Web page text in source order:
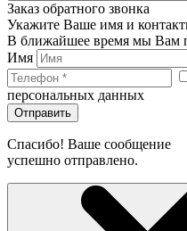
Заказ обратного звонка
Укажите Ваше имя и
В ближайшее время мы Вам
Имя
персональных данных
Отправить
Спасибо! Ваше сообщение
успешно отправлено.